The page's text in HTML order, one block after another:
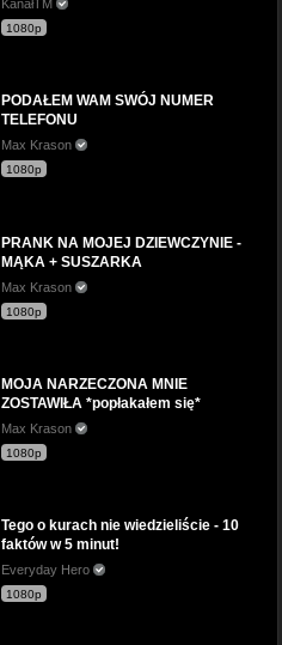
KanałTM
1080p
PODAŁEM WAM SWÓJ NUMER
TELEFONU
Max Krason
1080p
PRANK NA MOJEJ DZIEWCZYNIE -
MĄKA + SUSZARKA
Max Krason
1080p
MOJA NARZECZONA MNIE
ZOSTAWIŁA *popłakałem się*
Max Krason
1080p
Tego o kurach nie wiedzieliście - 10
faktów w 5 minut!
Everyday Hero
1080p